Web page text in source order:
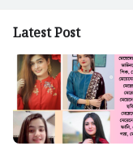
Latest Post